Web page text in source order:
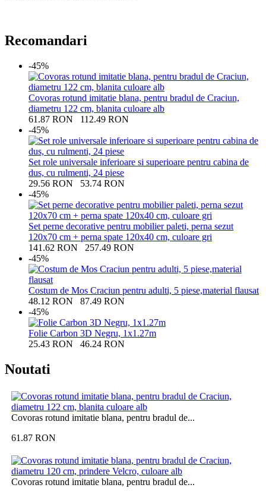
Recomandari
-45%
Covoras rotund imitatie blana, pentru bradul de Craciun,
diametru 122 cm, blanita culoare alb
61.87 RON 112.49 RON
-45%
Set role universale inferioare si superioare pentru cabina de
dus, cu rulmenti, 24 piese
29.56 RON 53.74 RON
-45%
Set perne decorative pentru mobilier paleti, perna sezut
120x70 cm + perna spate 120x40 cm, culoare gri
141.62 RON 257.49 RON
-45%
Costum de Mos Craciun pentru adulti, 5 piese,material flausat
48.12 RON 87.49 RON
-45%
Folie Carbon 3D Negru, 1x1.27m
25.43 RON 46.24 RON
Noutati
Covoras rotund imitatie blana, pentru bradul de...
61.87 RON
Covoras rotund imitatie blana, pentru bradul de...